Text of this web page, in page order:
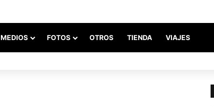
MEDIOS FOTOS OTROS TIENDA VIAJES